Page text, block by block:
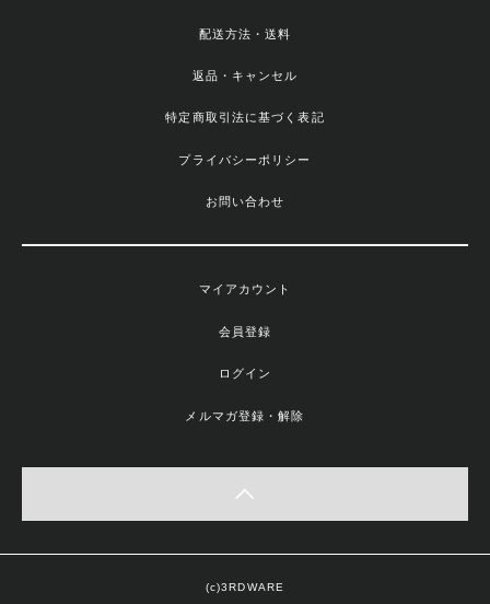
配送方法・送料
返品・キャンセル
特定商取引法に基づく表記
プライバシーポリシー
お問い合わせ
マイアカウント
会員登録
ログイン
メルマガ登録・解除
(c)3RDWARE